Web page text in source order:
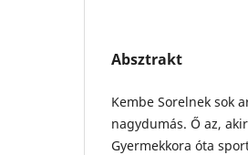
Absztrakt
Kembe Sorelnek sok
nagydumás. Ő az,
Gyermekkora óta